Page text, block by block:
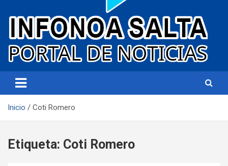
Infonoa Salta
Inicio Coti Romero
Etiqueta: Coti Romero